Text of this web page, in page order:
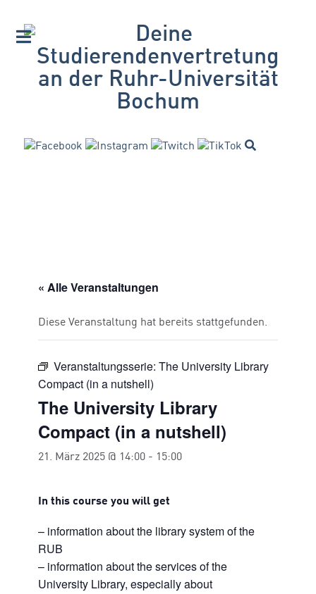
« Alle Veranstaltungen
Diese Veranstaltung hat bereits stattgefunden.
Veranstaltungsserie: The University Library
Compact (in a nutshell)
The University Library
Compact (in a nutshell)
21. März 2025 @ 14:00 - 15:00
In this course you will get
– information about the library system of the
RUB
– information about the services of the
University Library, especially about